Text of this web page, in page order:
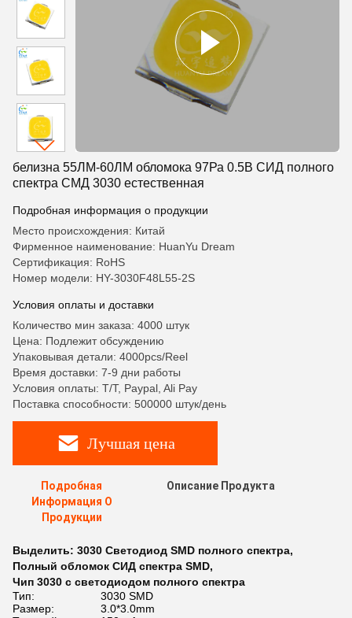
белизна 55ЛМ-60ЛМ обломока 97Ра 0.5В СИД полного
спектра СМД 3030 естественная
Подробная информация о продукции
Место происхождения: Китай
Фирменное наименование: HuanYu Dream
Сертификация: RoHS
Номер модели: HY-3030F48L55-2S
Условия оплаты и доставки
Количество мин заказа: 4000 штук
Цена: Подлежит обсуждению
Упаковывая детали: 4000pcs/Reel
Время доставки: 7-9 дни работы
Условия оплаты: T/T, Paypal, Ali Pay
Поставка способности: 500000 штук/день
Лучшая цена
Подробная
Информация О
Продукции
Описание Продукта
Выделить: 3030 Светодиод SMD полного спектра,
Полный обломок СИД спектра SMD,
Чип 3030 с светодиодом полного спектра
Тип:
3030 SMD
Размер:
3.0*3.0mm